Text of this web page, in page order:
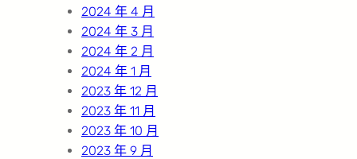
2024 年 4 月
2024 年 3 月
2024 年 2 月
2024 年 1 月
2023 年 12 月
2023 年 11 月
2023 年 10 月
2023 年 9 月